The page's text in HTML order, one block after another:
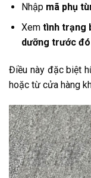
Nhập mã phụ
Xem tình trạng
dưỡng trước đó
Điều này đặc biệt
hoặc từ cửa hàng